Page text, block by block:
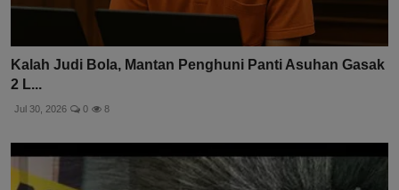
Kalah Judi Bola, Mantan Penghuni Panti Asuhan Gasak
2 L...
Jul 30, 2026 0 8